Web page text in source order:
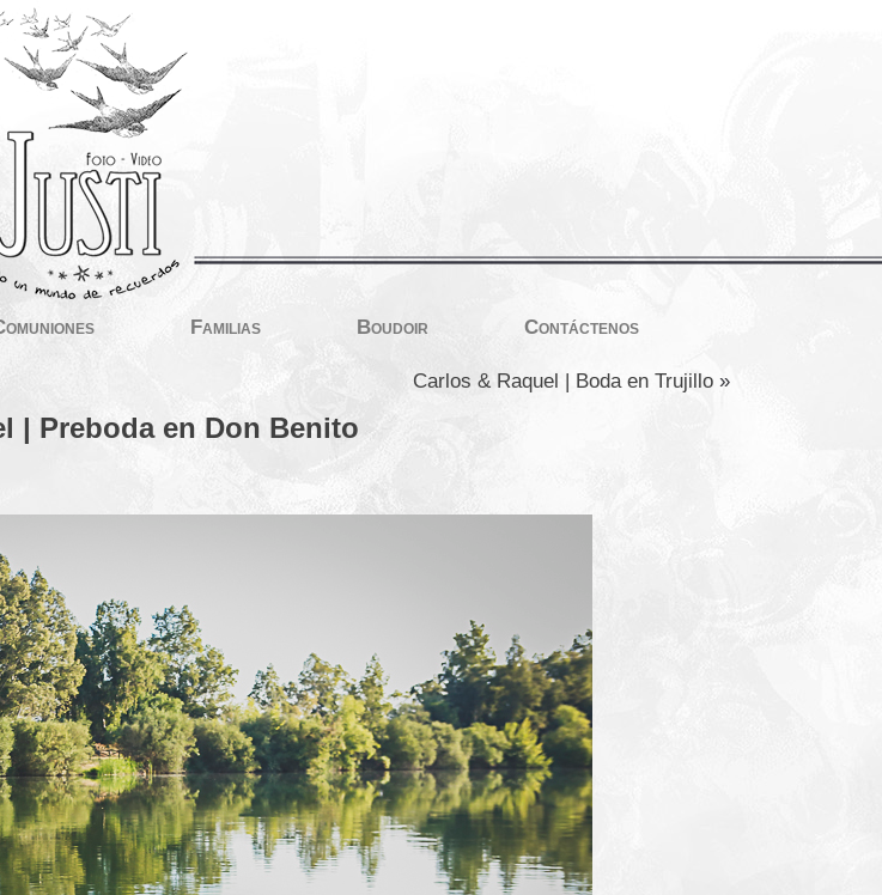
Familias Boudoir Contáctenos
Carlos & Raquel | Boda en Trujillo »
| Preboda en Don Benito